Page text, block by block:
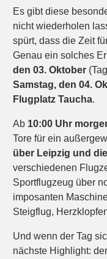
Es gibt diese
nicht wiederholen
spürt, dass die Zeit
Genau ein solches
den 03. Oktober
Samstag, den 04.
Flugplatz Taucha.
Ab 10:00 Uhr
Tore für ein
über Leipzig und
verschiedenen
Sportflugzeug über
imposanten
Steigflug,
Und wenn der Tag
nächste Highlight: der